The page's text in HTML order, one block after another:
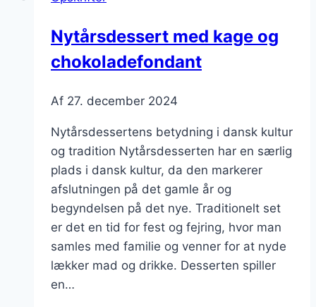
Nytårsdessert med kage og
chokoladefondant
Af 27. december 2024
Nytårsdessertens betydning i dansk kultur
og tradition Nytårsdesserten har en særlig
plads i dansk kultur, da den markerer
afslutningen på det gamle år og
begyndelsen på det nye. Traditionelt set
er det en tid for fest og fejring, hvor man
samles med familie og venner for at nyde
lækker mad og drikke. Desserten spiller
en…